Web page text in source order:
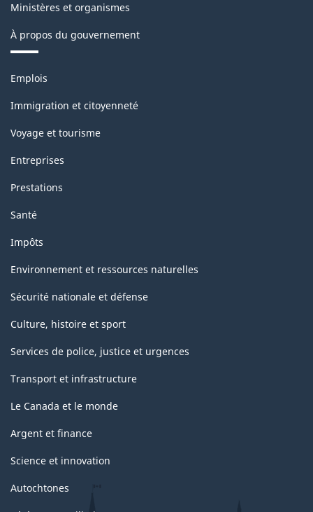
la
classification
Ministères et organismes
À propos du gouvernement
Thèmes
sujets
Emplois
Immigration et citoyenneté
Voyage et tourisme
Entreprises
Prestations
Santé
Impôts
Environnement et ressources naturelles
Sécurité nationale et défense
Culture, histoire et sport
Services de police, justice et urgences
Transport et infrastructure
Le Canada et le monde
Argent et finance
Science et innovation
Autochtones